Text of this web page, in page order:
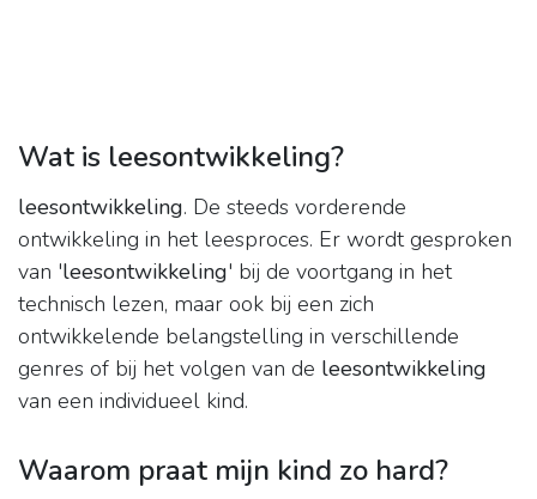
Wat is leesontwikkeling?
leesontwikkeling. De steeds vorderende
ontwikkeling in het leesproces. Er wordt gesproken
van 'leesontwikkeling' bij de voortgang in het
technisch lezen, maar ook bij een zich
ontwikkelende belangstelling in verschillende
genres of bij het volgen van de leesontwikkeling
van een individueel kind.
Waarom praat mijn kind zo hard?